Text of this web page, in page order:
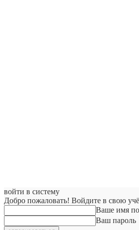
войти в систему
Добро пожаловать! Войдите в свою
Ваше имя
Ваш пароль